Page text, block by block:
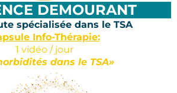
DEMOURANT
spécialisée dans le TSA
Info-Thérapie:
1 vidéo / jour
dans le TSA»